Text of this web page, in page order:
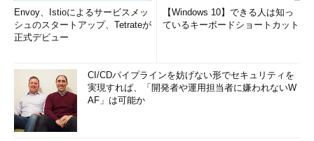
Envoy、Istioによるサービスメッ
シュのスタートアップ、Tetrateが
正式デビュー
【Windows 10】できる人は知っ
ているキーボードショートカット
CI/CDパイプラインを妨げない形でセキュリティを
実現すれば、「開発者や運用担当者に嫌われないW
AF」は可能か